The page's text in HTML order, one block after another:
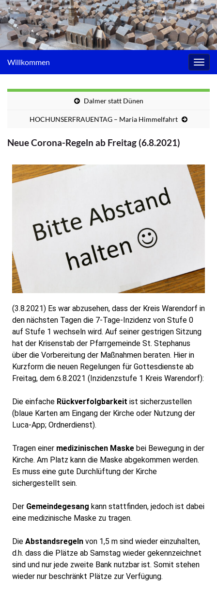
Willkommen
Dalmer statt Dünen
HOCHUNSERFRAUENTAG – Maria Himmelfahrt
Neue Corona-Regeln ab Freitag (6.8.2021)
(3.8.2021) Es war abzusehen, dass der Kreis Warendorf in
den nächsten Tagen die 7-Tage-Inzidenz von Stufe 0
auf Stufe 1 wechseln wird. Auf seiner gestrigen Sitzung
hat der Krisenstab der Pfarrgemeinde St. Stephanus
über die Vorbereitung der Maßnahmen beraten. Hier in
Kurzform die neuen Regelungen für Gottesdienste ab
Freitag, dem 6.8.2021 (Inzidenzstufe 1 Kreis Warendorf):
Die einfache Rückverfolgbarkeit ist sicherzustellen
(blaue Karten am Eingang der Kirche oder Nutzung der
Luca-App; Ordnerdienst).
Tragen einer medizinischen Maske bei Bewegung in der
Kirche. Am Platz kann die Maske abgekommen werden.
Es muss eine gute Durchlüftung der Kirche
sichergestellt sein.
Der Gemeindegesang kann stattfinden, jedoch ist dabei
eine medizinische Maske zu tragen.
Die Abstandsregeln von 1,5 m sind wieder einzuhalten,
d.h. dass die Plätze ab Samstag wieder gekennzeichnet
sind und nur jede zweite Bank nutzbar ist. Somit stehen
wieder nur beschränkt Plätze zur Verfügung.